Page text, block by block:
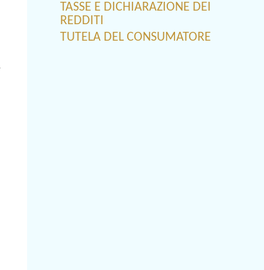
TASSE E DICHIARAZIONE DEI
REDDITI
TUTELA DEL CONSUMATORE